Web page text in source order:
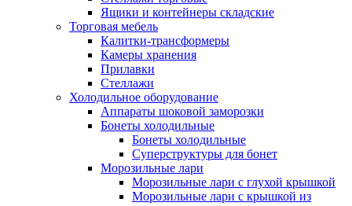
Ящики и контейнеры складские
Торговая мебель
Калитки-трансформеры
Камеры хранения
Прилавки
Стеллажи
Холодильное оборудование
Аппараты шоковой заморозки
Бонеты холодильные
Бонеты холодильные
Суперструктуры для бонет
Морозильные лари
Морозильные лари с глухой крышкой
Морозильные лари с крышкой из